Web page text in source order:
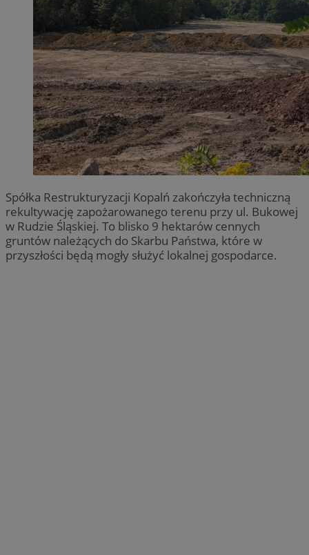
Spółka Restrukturyzacji Kopalń zakończyła techniczną
rekultywację zapożarowanego terenu przy ul. Bukowej
w Rudzie Śląskiej. To blisko 9 hektarów cennych
gruntów należących do Skarbu Państwa, które w
przyszłości będą mogły służyć lokalnej gospodarce.